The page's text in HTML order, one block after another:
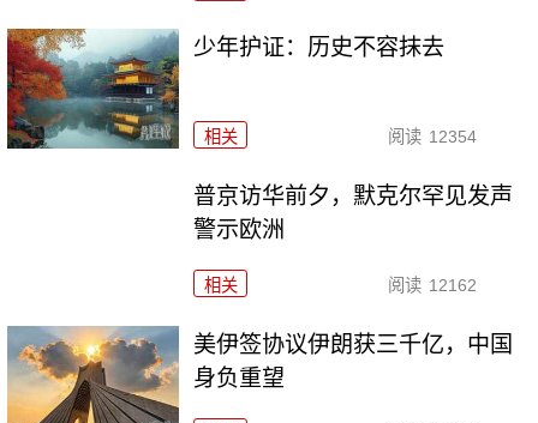
少年护证：历史不容抹去
相关 阅读 12354
普京访华前夕，默克尔罕见发声
警示欧洲
相关 阅读 12162
美伊签协议伊朗获三千亿，中国
身负重望